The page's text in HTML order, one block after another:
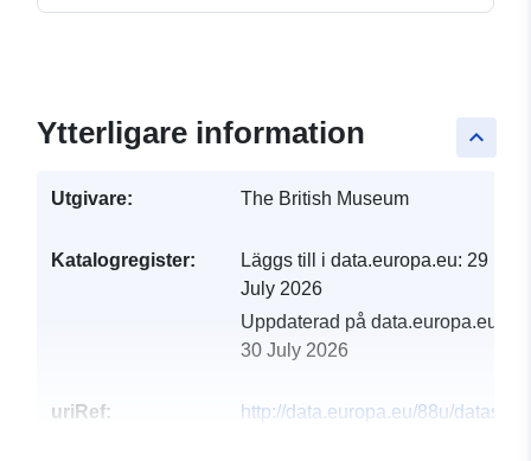
keyboard_arrow_up
Ytterligare information
Utgivare: The British Museum
Katalogregister: Läggs till i data.europa.eu: 29
July 2026
Uppdaterad på data.europa.eu:
30 July 2026
uriRef:
http://data.europa.eu/88u/dataset/